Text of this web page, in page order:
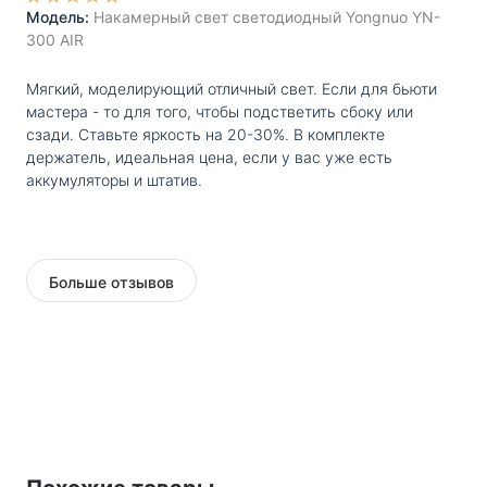
Модель: Накамерный свет светодиодный Yongnuo YN-
300 AIR
Мягкий, моделирующий отличный свет. Если для бьюти
мастера - то для того, чтобы подстветить сбоку или
сзади. Ставьте яркость на 20-30%. В комплекте
держатель, идеальная цена, если у вас уже есть
аккумуляторы и штатив.
Больше отзывов